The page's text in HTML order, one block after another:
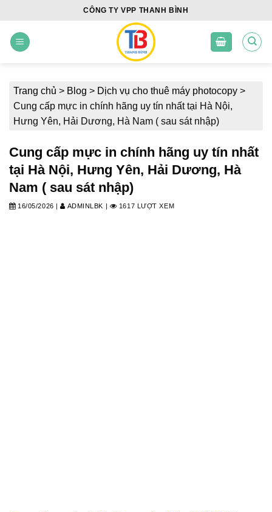
content
CÔNG TY VPP THANH BÌNH
Trang chủ > Blog > Dịch vụ cho thuê máy photocopy >
Cung cấp mực in chính hãng uy tín nhất tại Hà Nội,
Hưng Yên, Hải Dương, Hà Nam ( sau sát nhập)
Cung cấp mực in chính hãng uy tín nhất
tại Hà Nội, Hưng Yên, Hải Dương, Hà
Nam ( sau sát nhập)
16/05/2026 | ADMINLBK | 1617 LƯỢT XEM